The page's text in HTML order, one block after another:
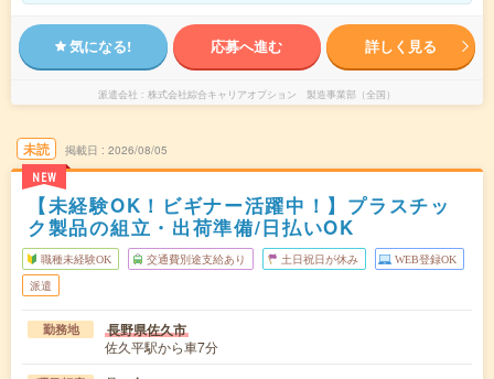
気になる! 応募へ進む 詳しく見る
派遣会社 株式会社綜合キャリアオプション 製造事業部（全国）
未読
NEW
掲載日 2026/08/05
【未経験OK！ビギナー活躍中！】プラスチッ
ク製品の組立・出荷準備/日払いOK
職種未経験OK 交通費別途支給あり 土日祝日が休み WEB登録OK
派遣
勤務地 長野県佐久市
佐久平駅から車7分